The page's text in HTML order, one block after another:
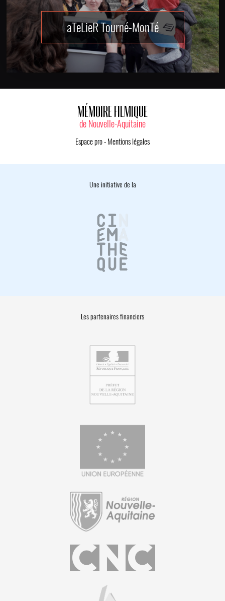
aTeLieR Tourné-MonTé
MÉMOIRE FILMIQUE
de Nouvelle-Aquitaine
Espace pro- Mentions légales
Une initiative de la
Les partenaires financiers